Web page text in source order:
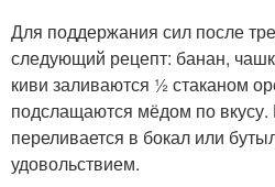
Для поддержания сил после
следующий рецепт: банан,
киви заливаются ½ стаканом
подслащаются мёдом по вкусу.
переливается в бокал или
удовольствием.